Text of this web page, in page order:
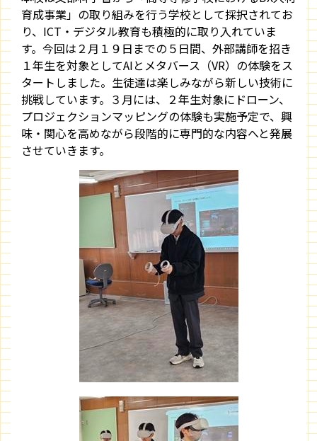
育成事業」の取り組みを行う学校として採択されてお
り、ICT・デジタル教育も積極的に取り入れていま
す。今回は２月１９日までの５日間、外部講師を招き
１年生を対象としてAIとメタバース（VR）の体験をス
タートしました。生徒達は楽しみながら新しい技術に
挑戦しています。３月には、２年生対象にドローン、
プロジェクションマッピングの体験も実施予定で、興
味・関心を高めながら段階的に専門的な内容へと発展
させていきます。